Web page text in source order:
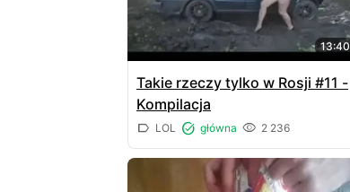
13:40
Takie rzeczy tylko w Rosji #11 -
Kompilacja
LOL główna 2 236